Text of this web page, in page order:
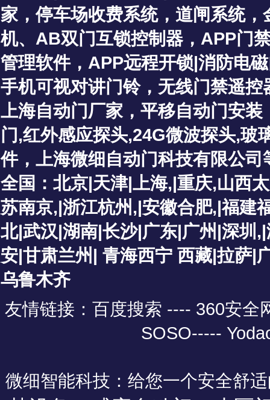
家 ，停车场收费系统，道闸系统，
机、 AB双门互锁控制器 ， APP门
管理软件， APP远程开锁|消防电
手机可视对讲门铃， 无线门禁遥控
上海自动门厂家 ， 平移自动门安装
门,红外感应探头,24G微波探头,玻
件，上海微细自动门科技有限公司
全国：北京|天津|上海,|重庆,山西
苏南京,|浙江杭州,|安徽合肥,|福建
北|武汉|湖南|长沙|广东|广州|深圳
安|甘肃兰州| 青海西宁 西藏|拉萨|
乌鲁木齐
友情链接：百度搜索 ---- 360安全
SOSO-----
微细智能科技：给您一个安全舒